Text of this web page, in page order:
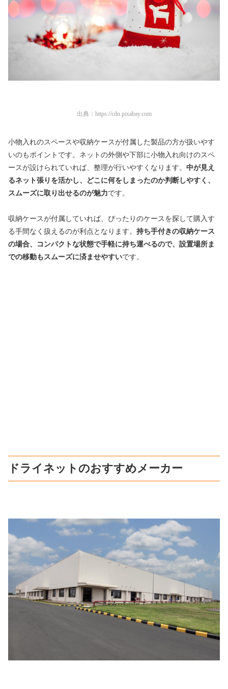
出典： https://cdn.pixabay.com
小物入れのスペースや収納ケースが付属した製品の方が扱いやす
いのもポイントです。ネットの外側や下部に小物入れ向けのスペ
ースが設けられていれば、整理が行いやすくなります。 中が見え
るネット張りを活かし、どこに何をしまったのか判断しやすく、
スムーズに取り出せるのが魅力です。
収納ケースが付属していれば、ぴったりのケースを探して購入す
る手間なく扱えるのが利点となります。 持ち手付きの収納ケース
の場合、コンパクトな状態で手軽に持ち運べるので、設置場所ま
での移動もスムーズに済ませやすいです。
ドライネットのおすすめメーカー